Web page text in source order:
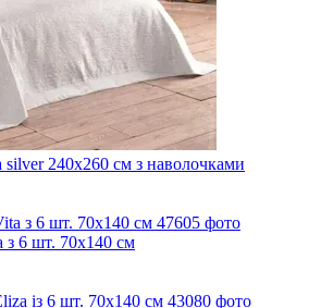
240x260 см з наволочками
з 6 шт. 70x140 см